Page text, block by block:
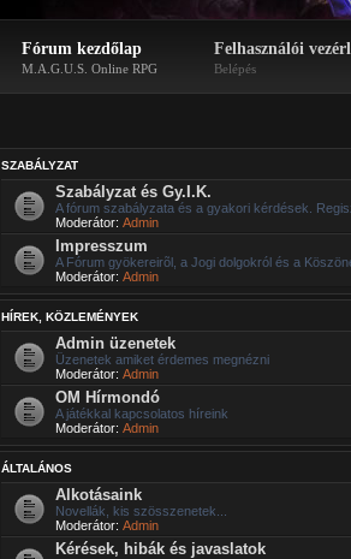
Fórum kezdőlap
M.A.G.U.S. Online RPG
Felhasználói
Belépés
SZABÁLYZAT
Szabályzat és Gy.I.K.
A fórum szabályzata és a gyakori kérdések.
Moderátor: Admin
Impresszum
A Fórum gyökereirõl, a Jogi dolgokról és a
Moderátor: Admin
HÍREK, KÖZLEMÉNYEK
Admin üzenetek
Üzenetek amiket érdemes megnézni
Moderátor: Admin
OM Hírmondó
A játékkal kapcsolatos híreink
Moderátor: Admin
ÁLTALÁNOS
Alkotásaink
Novellák, kis szösszenetek...
Moderátor: Admin
Kérések, hibák és javaslatok